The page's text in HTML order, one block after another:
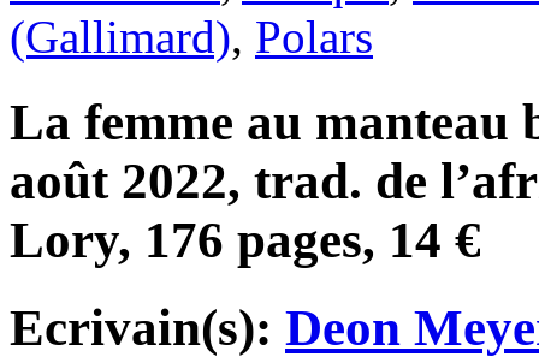
(Gallimard), Polars
La femme au manteau
août 2022, trad. de
Lory, 176 pages, 14 €
Ecrivain(s): Deon